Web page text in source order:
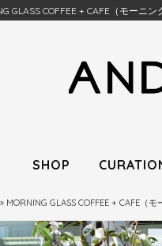
GLASS COFFEE + CAFE（モー
SHOP
» MORNING GLASS COFFEE + CAFE（